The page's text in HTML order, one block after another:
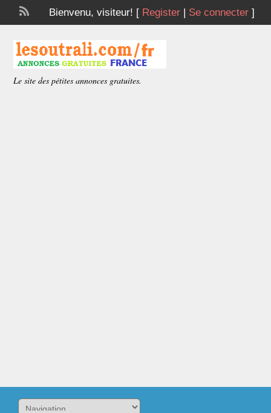
Bienvenu, visiteur! [ Register| Se connecter]
Le site des pétites annonces gratuites.